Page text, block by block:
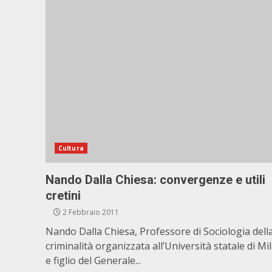
Cultura
Nando Dalla Chiesa: convergenze e utili
cretini
2 Febbraio 2011
Nando Dalla Chiesa, Professore di Sociologia
criminalità organizzata all’Università statale di
e figlio del Generale...